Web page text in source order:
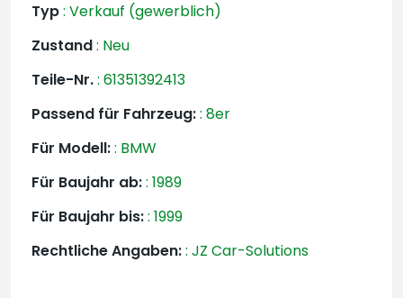
Typ: Verkauf (gewerblich)
Zustand: Neu
Teile-Nr.: 61351392413
Passend für Fahrzeug:: 8er
Für Modell:: BMW
Für Baujahr ab:: 1989
Für Baujahr bis:: 1999
Rechtliche Angaben:: JZ Car-Solutions